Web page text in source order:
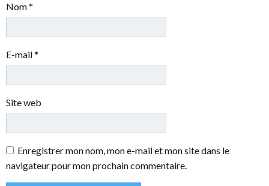
Nom*
E-mail*
Site web
Enregistrer mon nom, mon e-mail et mon site dans le
navigateur pour mon prochain commentaire.